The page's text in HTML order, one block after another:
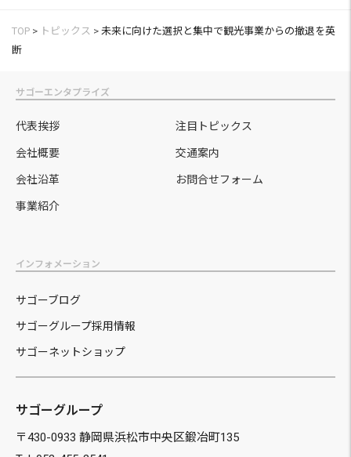
TOP > トピックス > 未来に向けた選択と集中で観光事業からの撤退を英
断
サゴーエンタプライズ
代表挨拶 注目トピックス
会社概要 交通案内
会社沿革 お問合せフォーム
事業紹介
インフォメーション
サゴーブログ
サゴーグループ採用情報
サゴーネットショップ
サゴーグループ
〒430-0933 静岡県浜松市中央区鍛冶町135